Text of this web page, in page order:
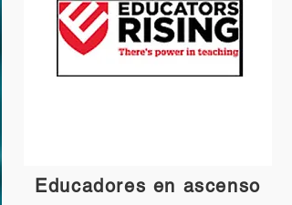
Educadores en ascenso